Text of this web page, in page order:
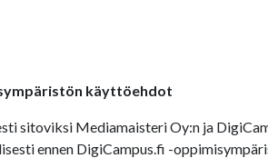
käyttöehdot
sitoviksi Mediamaisteri Oy:n ja
ennen DigiCampus.fi -